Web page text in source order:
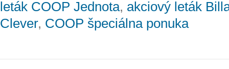
leták COOP Jednota, akciový leták
Clever, COOP špeciálna ponuka